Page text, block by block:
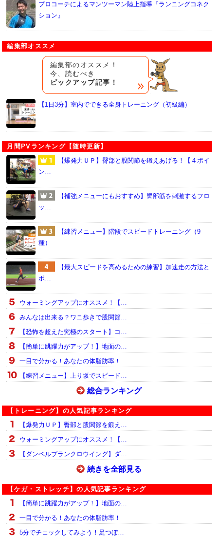
プロコーチによるマンツーマン陸上指導『ランニングコネク
ション』
編集部オススメ
編集部のオススメ！
今、読むべき
ピックアップ記事！
【1日3分】室内でできる全身トレーニング（初級編）
月間PVランキング【随時更新】
【爆発力ＵＰ】臀部と股関節を鍛えあげる！【４ポイ
ン…
【補強メニューにもおすすめ】臀部筋を刺激するフロ
ッ…
【練習メニュー】階段でスピードトレーニング（9
種）
【最大スピードを高めるための練習】加速走の方法と
ポ…
ウォーミングアップにオススメ！【…
みんなは出来る？ワニ歩きで股関節…
【恐怖を超えた究極のスタート】コ…
【簡単に跳躍力がアップ！】地面の…
一目で分かる！あなたの体脂肪率！
【練習メニュー】上り坂でスピード…
総合ランキング
【トレーニング】の人気記事ランキング
【爆発力ＵＰ】臀部と股関節を鍛え…
ウォーミングアップにオススメ！【…
【ダンベルプランクロウイング】ダ…
続きを全部見る
【ケガ・ストレッチ】の人気記事ランキング
【簡単に跳躍力がアップ！】地面の…
一目で分かる！あなたの体脂肪率！
5分でチェックしてみよう！足つぼ…